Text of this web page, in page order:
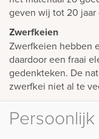
geven wij tot 20
Zwerfkeien
Zwerfkeien hebben
daardoor een fraai
gedenkteken. De
zwerfkei niet al te